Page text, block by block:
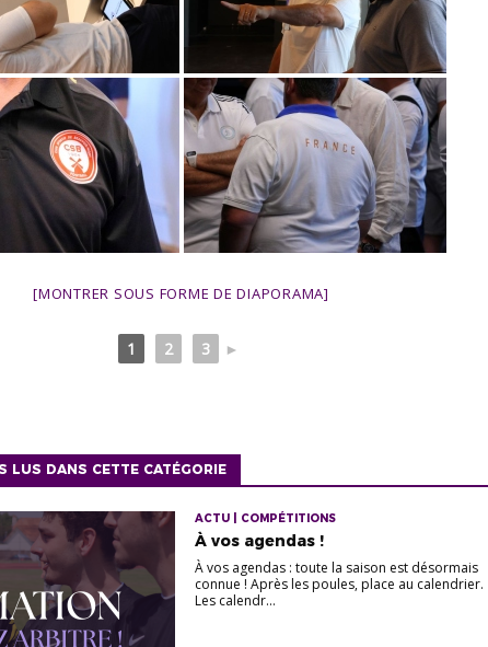
[MONTRER SOUS FORME DE DIAPORAMA]
1 2 3 ►
LUS DANS CETTE CATÉGORIE
ACTU | COMPÉTITIONS
À vos agendas !
À vos agendas : toute la saison est désormais
connue ! Après les poules, place au calendrier.
Les calendr...